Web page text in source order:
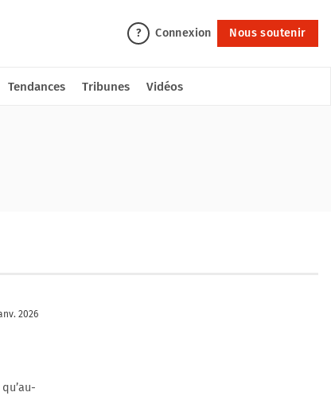
? Connexion Nous soutenir
Tendances Tribunes Vidéos
2026